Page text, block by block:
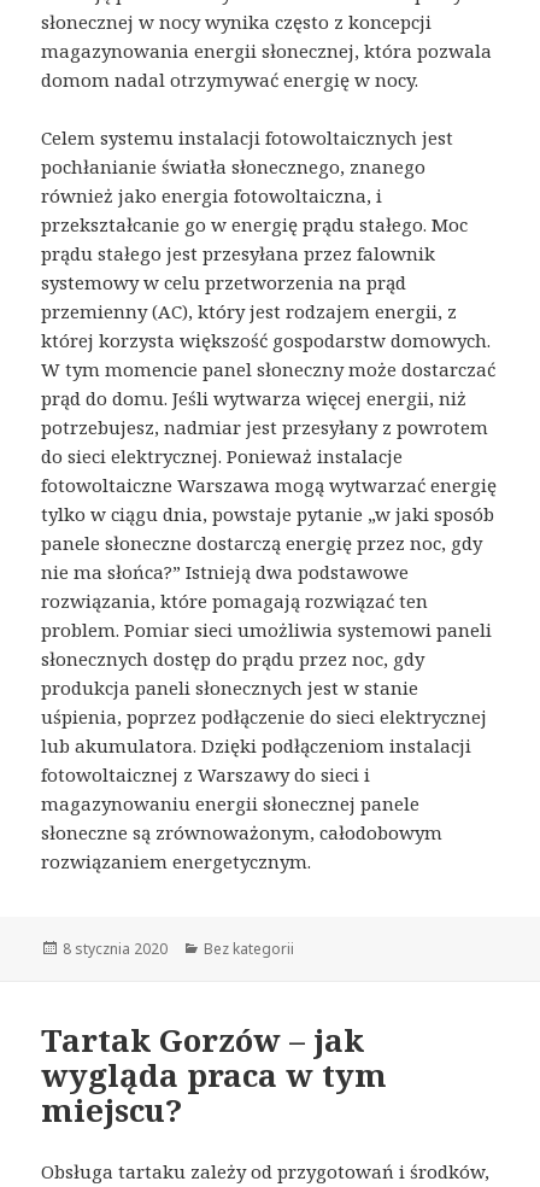
słonecznej w nocy wynika często z koncepcji
magazynowania energii słonecznej, która pozwala
domom nadal otrzymywać energię w nocy.
Celem systemu instalacji fotowoltaicznych jest
pochłanianie światła słonecznego, znanego
również jako energia fotowoltaiczna, i
przekształcanie go w energię prądu stałego. Moc
prądu stałego jest przesyłana przez falownik
systemowy w celu przetworzenia na prąd
przemienny (AC), który jest rodzajem energii, z
której korzysta większość gospodarstw domowych.
W tym momencie panel słoneczny może dostarczać
prąd do domu. Jeśli wytwarza więcej energii, niż
potrzebujesz, nadmiar jest przesyłany z powrotem
do sieci elektrycznej. Ponieważ instalacje
fotowoltaiczne Warszawa mogą wytwarzać energię
tylko w ciągu dnia, powstaje pytanie „w jaki sposób
panele słoneczne dostarczą energię przez noc, gdy
nie ma słońca?” Istnieją dwa podstawowe
rozwiązania, które pomagają rozwiązać ten
problem. Pomiar sieci umożliwia systemowi paneli
słonecznych dostęp do prądu przez noc, gdy
produkcja paneli słonecznych jest w stanie
uśpienia, poprzez podłączenie do sieci elektrycznej
lub akumulatora. Dzięki podłączeniom instalacji
fotowoltaicznej z Warszawy do sieci i
magazynowaniu energii słonecznej panele
słoneczne są zrównoważonym, całodobowym
rozwiązaniem energetycznym.
Opublikowano
8 stycznia 2020 Kategorie
Bez kategorii
Tartak Gorzów – jak
wygląda praca w tym
miejscu?
Obsługa tartaku zależy od przygotowań i środków,